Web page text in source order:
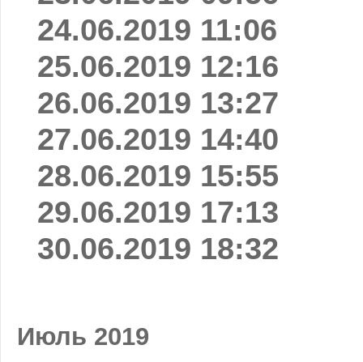
24.06.2019 11:06
25.06.2019 12:16
26.06.2019 13:27
27.06.2019 14:40
28.06.2019 15:55
29.06.2019 17:13
30.06.2019 18:32
Июль 2019